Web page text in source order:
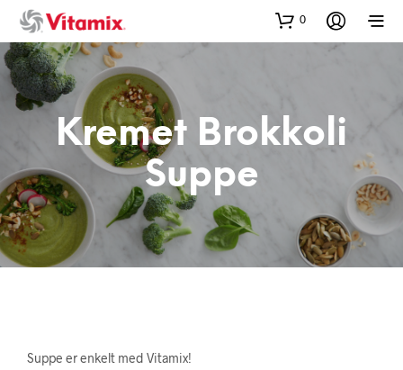
0
Kremet Brokkoli
Suppe
Suppe er enkelt med Vitamix!